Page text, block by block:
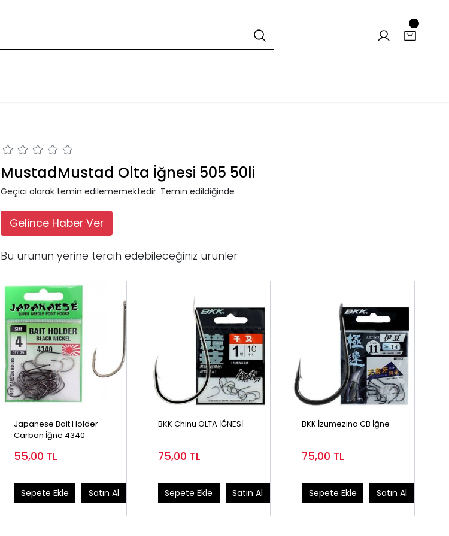
MustadMustad Olta İğnesi 505 50li
Geçici olarak temin edilememektedir. Temin edildiğinde
Gelince Haber Ver
Bu ürünün yerine tercih edebileceğiniz ürünler
Japanese Bait Holder
Carbon İğne 4340
55,00 TL
Sepete Ekle Satın Al
BKK Chinu OLTA İĞNESİ
75,00 TL
Sepete Ekle Satın Al
BKK İzumezina CB İğne
75,00 TL
Sepete Ekle Satın Al